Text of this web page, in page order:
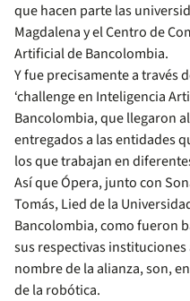
que hacen parte las
Magdalena y el Centro de
Artificial de Bancolombia.
Y fue precisamente a través
‘challenge en Inteligencia
Bancolombia, que llegaron
entregados a las entidades
los que trabajan en
Así que Ópera, junto con
Tomás, Lied de la
Bancolombia, como fueron
sus respectivas
nombre de la alianza, son,
de la robótica.